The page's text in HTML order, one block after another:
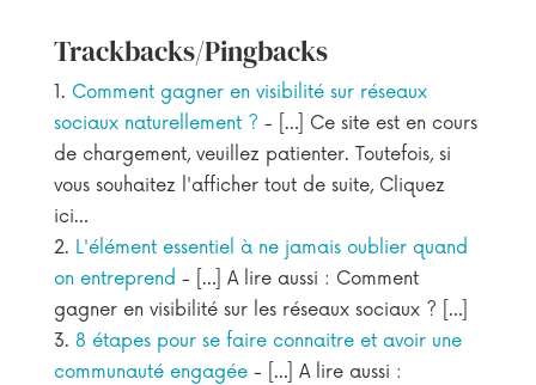
Trackbacks/Pingbacks
Comment gagner en visibilité sur réseaux
sociaux naturellement ? - […] Ce site est en cours
de chargement, veuillez patienter. Toutefois, si
vous souhaitez l'afficher tout de suite, Cliquez
ici…
L'élément essentiel à ne jamais oublier quand
on entreprend - […] A lire aussi : Comment
gagner en visibilité sur les réseaux sociaux ? […]
8 étapes pour se faire connaitre et avoir une
communauté engagée- […] A lire aussi :